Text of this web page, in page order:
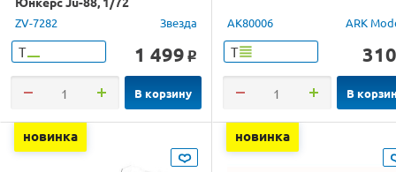
ZV-7282 Звезда
Т 1 499 o
В корзину
AK80006 ARK
Т 310
В
новинка новинка